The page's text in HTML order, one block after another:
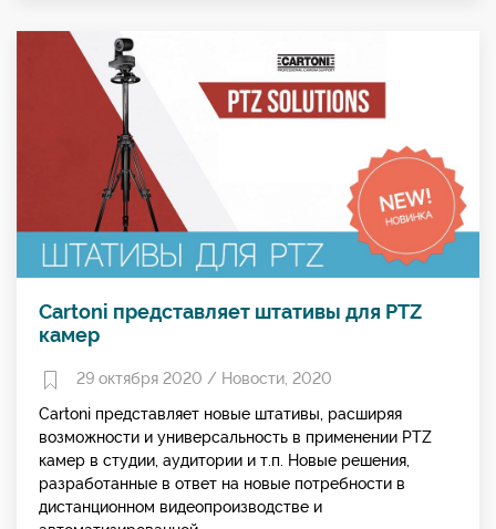
Cartoni представляет штативы для PTZ
камер
29 октября 2020 / Новости, 2020
Cartoni представляет новые штативы, расширяя
возможности и универсальность в применении PTZ
камер в студии, аудитории и т.п. Новые решения,
разработанные в ответ на новые потребности в
дистанционном видеопроизводстве и